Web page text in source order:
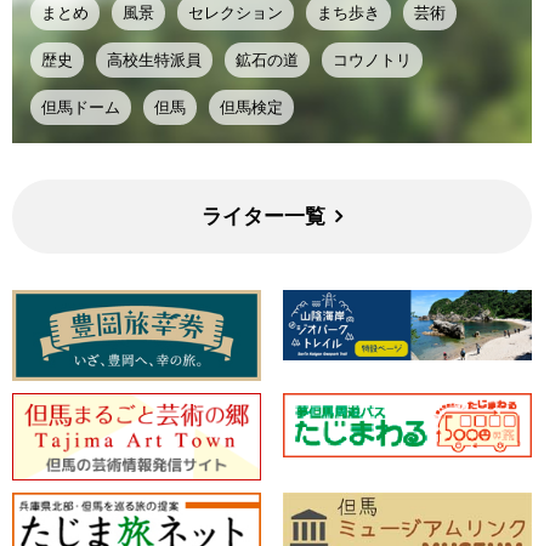
まとめ 風景 セレクション まち歩き 芸術
歴史 高校生特派員 鉱石の道 コウノトリ
但馬ドーム 但馬 但馬検定
ライター一覧